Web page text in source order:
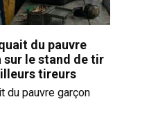
du pauvre
sur le stand de tir
tireurs
du pauvre garçon